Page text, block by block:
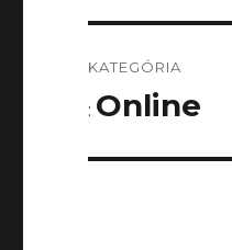
navigáció
KATEGÓRIA
: Online